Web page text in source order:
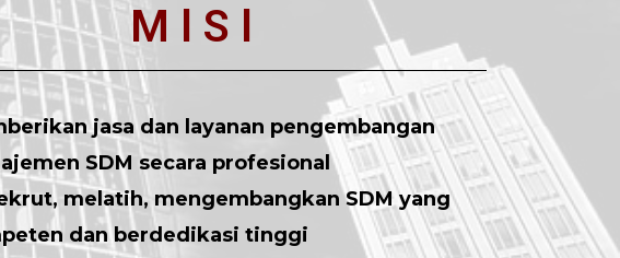
M l S l
jasa dan layanan pengembangan
SDM secara profesional
melatih, mengembangkan SDM yang
dan berdedikasi tinggi